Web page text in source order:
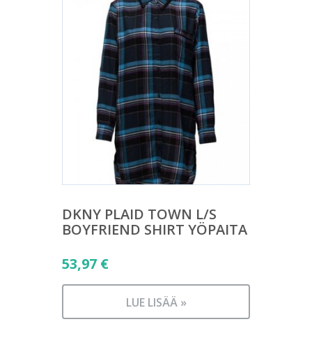
DKNY PLAID TOWN L/S
BOYFRIEND SHIRT YÖPAITA
53,97 €
LUE LISÄÄ »